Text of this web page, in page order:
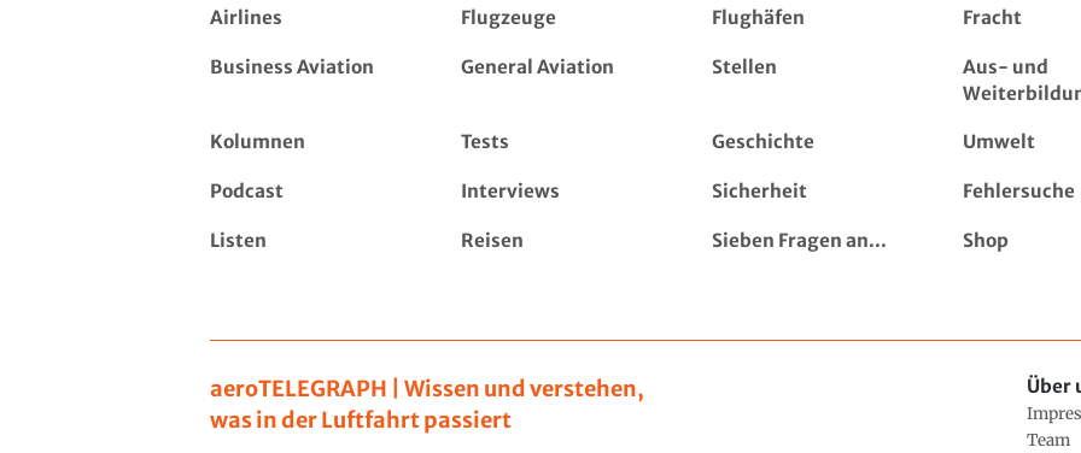
Airlines Flugzeuge Flughäfen Fracht
Business Aviation General Aviation Stellen
Aus- und
Kolumnen Tests Geschichte Umwelt
Podcast Interviews Sicherheit Fehlersuche
Listen Reisen Sieben Fragen an... Shop
aeroTELEGRAPH | Wissen und verstehen,
was in der Luftfahrt passiert
Über
Team